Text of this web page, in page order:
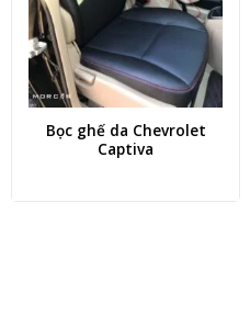
Bọc ghế da Chevrolet
Captiva